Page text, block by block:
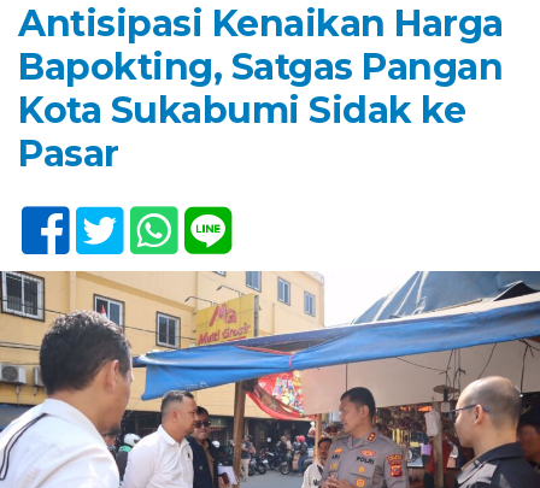
Antisipasi Kenaikan Harga
Bapokting, Satgas Pangan
Kota Sukabumi Sidak ke
Pasar